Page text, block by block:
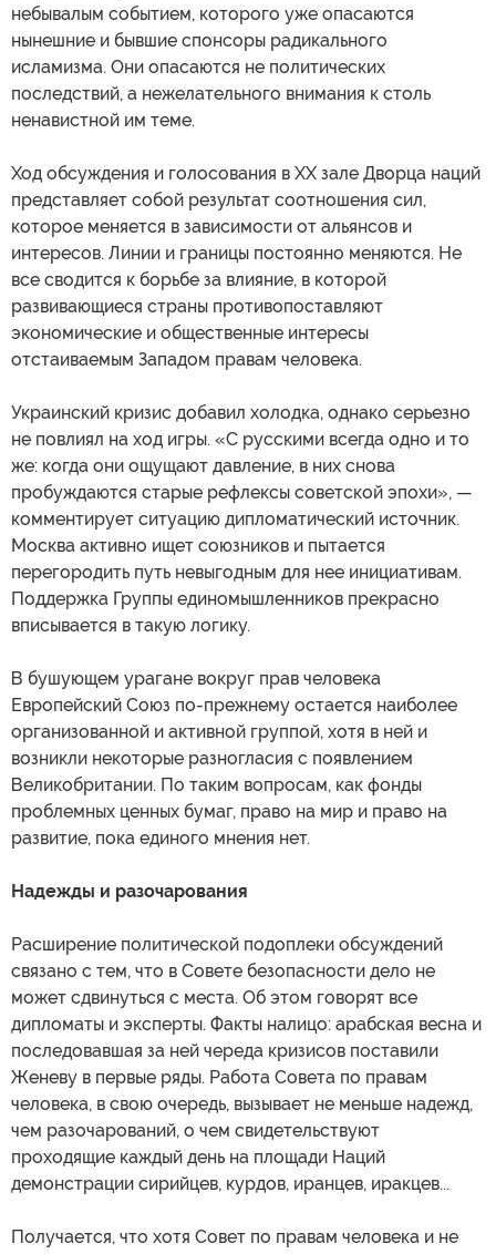
небывалым событием, которого уже опасаются
нынешние и бывшие спонсоры радикального
исламизма. Они опасаются не политических
последствий, а нежелательного внимания к столь
ненавистной им теме.
Ход обсуждения и голосования в ХХ зале Дворца наций
представляет собой результат соотношения сил,
которое меняется в зависимости от альянсов и
интересов. Линии и границы постоянно меняются. Не
все сводится к борьбе за влияние, в которой
развивающиеся страны противопоставляют
экономические и общественные интересы
отстаиваемым Западом правам человека.
Украинский кризис добавил холодка, однако серьезно
не повлиял на ход игры. «С русскими всегда одно и то
же: когда они ощущают давление, в них снова
пробуждаются старые рефлексы советской эпохи», —
комментирует ситуацию дипломатический источник.
Москва активно ищет союзников и пытается
перегородить путь невыгодным для нее инициативам.
Поддержка Группы единомышленников прекрасно
вписывается в такую логику.
В бушующем урагане вокруг прав человека
Европейский Союз по-прежнему остается наиболее
организованной и активной группой, хотя в ней и
возникли некоторые разногласия с появлением
Великобритании. По таким вопросам, как фонды
проблемных ценных бумаг, право на мир и право на
развитие, пока единого мнения нет.
Надежды и разочарования
Расширение политической подоплеки обсуждений
связано с тем, что в Совете безопасности дело не
может сдвинуться с места. Об этом говорят все
дипломаты и эксперты. Факты налицо: арабская весна и
последовавшая за ней череда кризисов поставили
Женеву в первые ряды. Работа Совета по правам
человека, в свою очередь, вызывает не меньше надежд,
чем разочарований, о чем свидетельствуют
проходящие каждый день на площади Наций
демонстрации сирийцев, курдов, иранцев, иракцев...
Получается, что хотя Совет по правам человека и не